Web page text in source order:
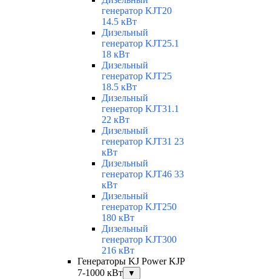
генератор KJT20
14.5 кВт
Дизельный
генератор KJT25.1
18 кВт
Дизельный
генератор KJT25
18.5 кВт
Дизельный
генератор KJT31.1
22 кВт
Дизельный
генератор KJT31 23
кВт
Дизельный
генератор KJT46 33
кВт
Дизельный
генератор KJT250
180 кВт
Дизельный
генератор KJT300
216 кВт
Генераторы KJ Power KJP
7-1000 кВт
▼